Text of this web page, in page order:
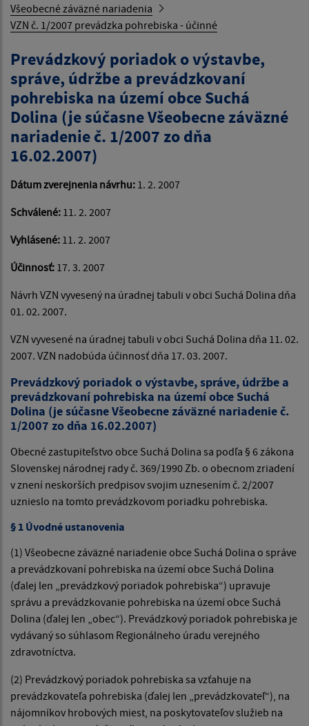
Všeobecné záväzné nariadenia
VZN č. 1/2007 prevádzka pohrebiska - účinné
Prevádzkový poriadok o výstavbe,
správe, údržbe a prevádzkovaní
pohrebiska na území obce Suchá
Dolina (je súčasne Všeobecne záväzné
nariadenie č. 1/2007 zo dňa
16.02.2007)
Dátum zverejnenia návrhu: 1. 2. 2007
Schválené: 11. 2. 2007
Vyhlásené: 11. 2. 2007
Účinnosť: 17. 3. 2007
Návrh VZN vyvesený na úradnej tabuli v obci Suchá Dolina dňa
01. 02. 2007.
VZN vyvesené na úradnej tabuli v obci Suchá Dolina dňa 11. 02.
2007. VZN nadobúda účinnosť dňa 17. 03. 2007.
Prevádzkový poriadok o výstavbe, správe, údržbe a
prevádzkovaní pohrebiska na území obce Suchá
Dolina (je súčasne Všeobecne záväzné nariadenie č.
1/2007 zo dňa 16.02.2007)
Obecné zastupiteľstvo obce Suchá Dolina sa podľa § 6 zákona
Slovenskej národnej rady č. 369/1990 Zb. o obecnom zriadení
v znení neskorších predpisov svojim uznesením č. 2/2007
uznieslo na tomto prevádzkovom poriadku pohrebiska.
§ 1 Úvodné ustanovenia
(1) Všeobecne záväzné nariadenie obce Suchá Dolina o správe
a prevádzkovaní pohrebiska na území obce Suchá Dolina
(ďalej len „prevádzkový poriadok pohrebiska“) upravuje
správu a prevádzkovanie pohrebiska na území obce Suchá
Dolina (ďalej len „obec“). Prevádzkový poriadok pohrebiska je
vydávaný so súhlasom Regionálneho úradu verejného
zdravotníctva.
(2) Prevádzkový poriadok pohrebiska sa vzťahuje na
prevádzkovateľa pohrebiska (ďalej len „prevádzkovateľ“), na
nájomníkov hrobových miest, na poskytovateľov služieb na